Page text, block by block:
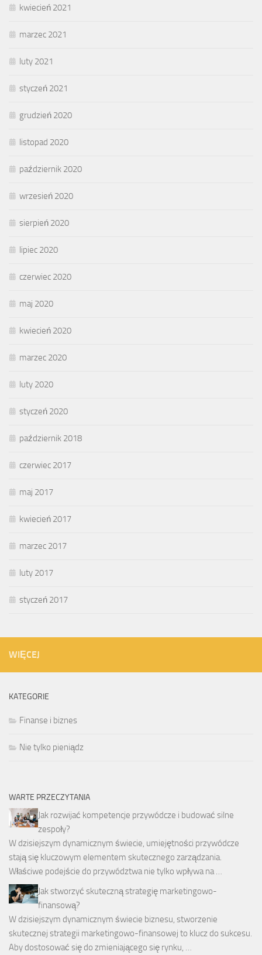
kwiecień 2021
marzec 2021
luty 2021
styczeń 2021
grudzień 2020
listopad 2020
październik 2020
wrzesień 2020
sierpień 2020
lipiec 2020
czerwiec 2020
maj 2020
kwiecień 2020
marzec 2020
luty 2020
styczeń 2020
październik 2018
czerwiec 2017
maj 2017
kwiecień 2017
marzec 2017
luty 2017
styczeń 2017
WIĘCEJ
KATEGORIE
Finanse i biznes
Nie tylko pieniądz
WARTE PRZECZYTANIA
Jak rozwijać kompetencje przywódcze i budować silne
zespoły?
W dzisiejszym dynamicznym świecie, umiejętności przywódcze
stają się kluczowym elementem skutecznego zarządzania.
Właściwe podejście do przywództwa nie tylko wpływa na …
Jak stworzyć skuteczną strategię marketingowo-
finansową?
W dzisiejszym dynamicznym świecie biznesu, stworzenie
skutecznej strategii marketingowo-finansowej to klucz do sukcesu.
Aby dostosować się do zmieniającego się rynku, …